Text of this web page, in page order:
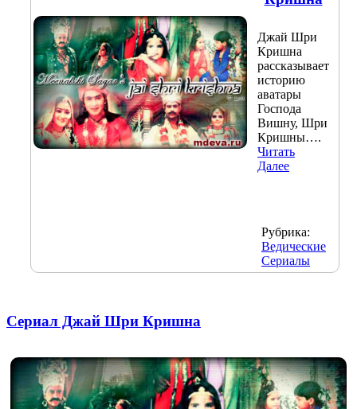
Джай Шри
Кришна
рассказывает
историю
аватары
Господа
Вишну, Шри
Кришны….
Читать
Далее
Рубрика:
Ведические
Сериалы
Сериал Джай Шри Кришна